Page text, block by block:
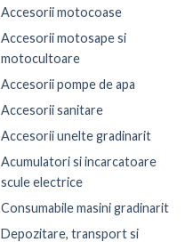
Accesorii motocoase
Accesorii motosape si
motocultoare
Accesorii pompe de apa
Accesorii sanitare
Accesorii unelte gradinarit
Acumulatori si incarcatoare
scule electrice
Consumabile masini gradinarit
Depozitare, transport si